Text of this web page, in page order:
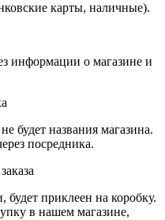
карты, наличные).
информации о магазине и
будет названия магазина.
посредника.
приклеен на коробку.
в нашем магазине,